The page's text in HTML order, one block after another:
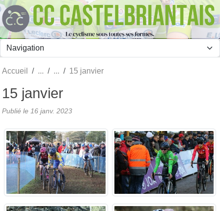
Accueil 15 janvier
15 janvier
Publié le 16 janv. 2023
Panneau de gestion des cookies